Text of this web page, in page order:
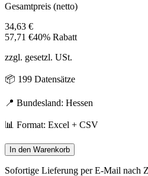
Gesamtpreis (netto)
34,63 €
57,71 €40% Rabatt
zzgl. gesetzl. USt.
📦 199 Datensätze
📍 Bundesland: Hessen
📊 Format: Excel + CSV
In den Warenkorb
Sofortige Lieferung per E-Mail nach